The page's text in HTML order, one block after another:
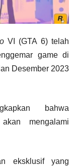
VI (GTA 6) telah
game di
Desember 2023
bahwa
mengalami
eksklusif yang